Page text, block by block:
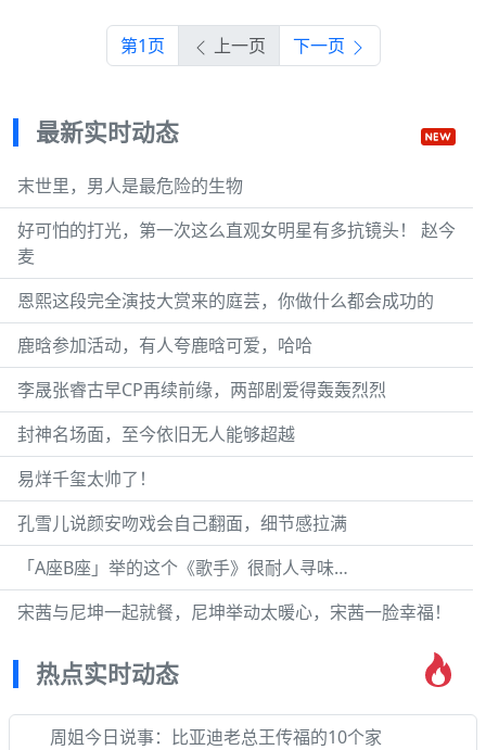
第1页 上一页 下一页
最新实时动态
末世里，男人是最危险的生物
好可怕的打光，第一次这么直观女明星有多抗镜头！ 赵今
麦
恩熙这段完全演技大赏来的庭芸，你做什么都会成功的
鹿晗参加活动，有人夸鹿晗可爱，哈哈
李晟张睿古早CP再续前缘，两部剧爱得轰轰烈烈
封神名场面，至今依旧无人能够超越
易烊千玺太帅了！
孔雪儿说颜安吻戏会自己翻面，细节感拉满
「A座B座」举的这个《歌手》很耐人寻味…
宋茜与尼坤一起就餐，尼坤举动太暖心，宋茜一脸幸福！
热点实时动态
周姐今日说事：比亚迪老总王传福的10个家